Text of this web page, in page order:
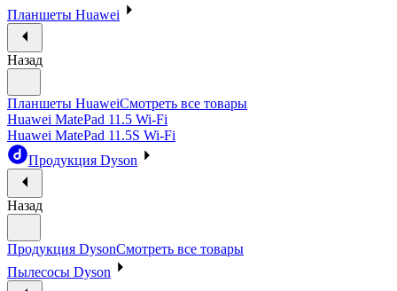
Планшеты Huawei
Назад
Планшеты HuaweiСмотреть все товары
Huawei MatePad 11.5 Wi-Fi
Huawei MatePad 11.5S Wi-Fi
Продукция Dyson
Назад
Продукция DysonСмотреть все товары
Пылесосы Dyson